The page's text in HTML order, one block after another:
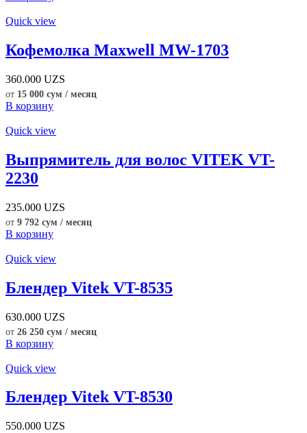
Quick view
Кофемолка Maxwell MW-1703
360.000 UZS
от 15 000 сум / месяц
В корзину
Quick view
Выпрямитель для волос VITEK VT-
2230
235.000 UZS
от 9 792 сум / месяц
В корзину
Quick view
Блендер Vitek VT-8535
630.000 UZS
от 26 250 сум / месяц
В корзину
Quick view
Блендер Vitek VT-8530
550.000 UZS